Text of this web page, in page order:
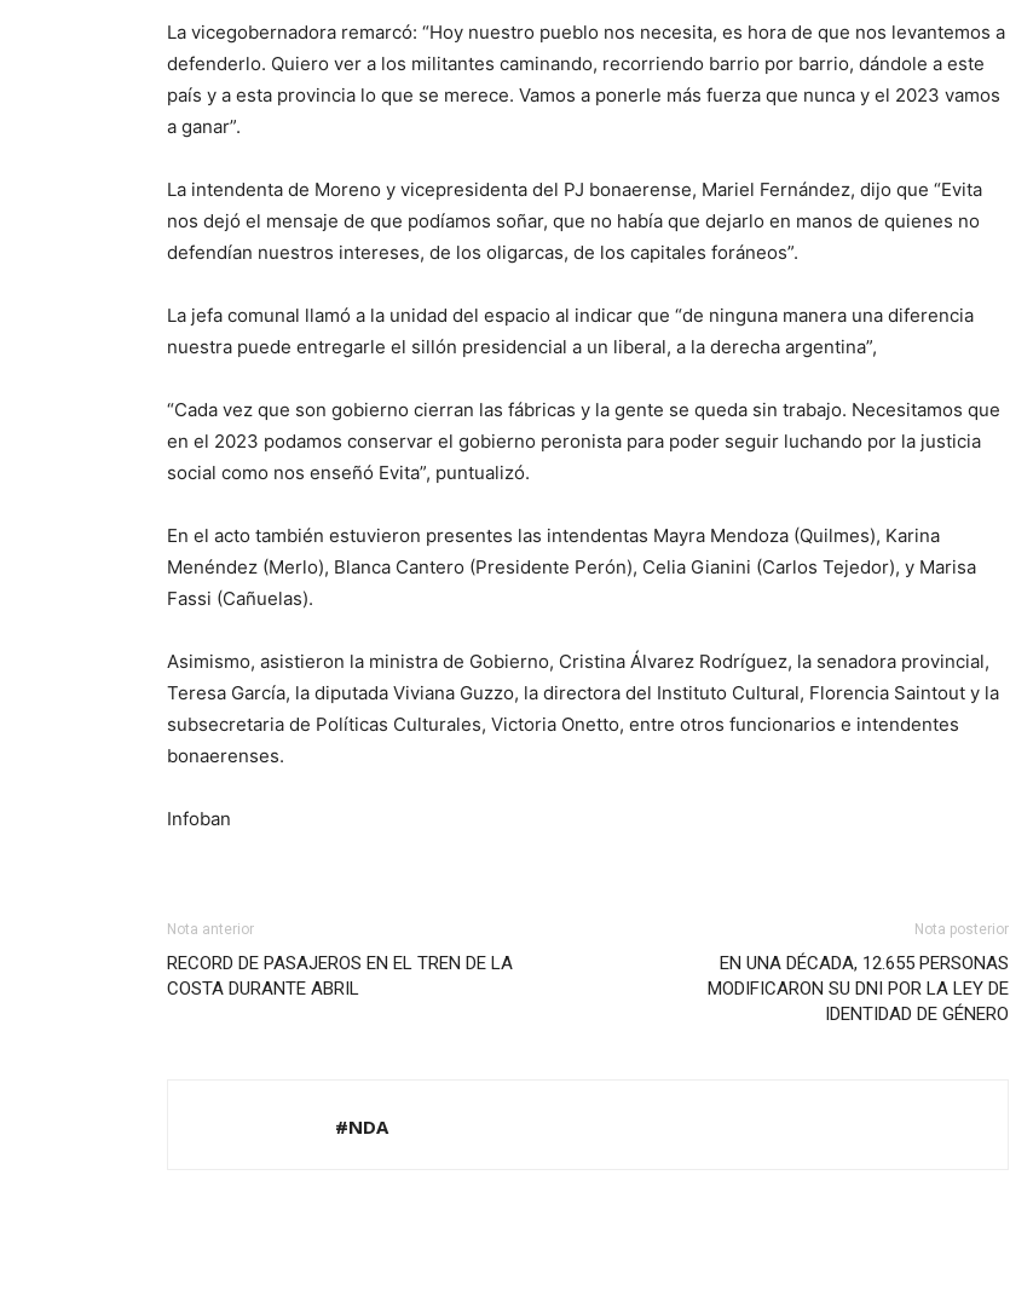
La vicegobernadora remarcó: “Hoy nuestro pueblo nos necesita, es hora de que nos levantemos a
defenderlo. Quiero ver a los militantes caminando, recorriendo barrio por barrio, dándole a este
país y a esta provincia lo que se merece. Vamos a ponerle más fuerza que nunca y el 2023 vamos
a ganar”.
La intendenta de Moreno y vicepresidenta del PJ bonaerense, Mariel Fernández, dijo que “Evita
nos dejó el mensaje de que podíamos soñar, que no había que dejarlo en manos de quienes no
defendían nuestros intereses, de los oligarcas, de los capitales foráneos”.
La jefa comunal llamó a la unidad del espacio al indicar que “de ninguna manera una diferencia
nuestra puede entregarle el sillón presidencial a un liberal, a la derecha argentina”,
“Cada vez que son gobierno cierran las fábricas y la gente se queda sin trabajo. Necesitamos que
en el 2023 podamos conservar el gobierno peronista para poder seguir luchando por la justicia
social como nos enseñó Evita”, puntualizó.
En el acto también estuvieron presentes las intendentas Mayra Mendoza (Quilmes), Karina
Menéndez (Merlo), Blanca Cantero (Presidente Perón), Celia Gianini (Carlos Tejedor), y Marisa
Fassi (Cañuelas).
Asimismo, asistieron la ministra de Gobierno, Cristina Álvarez Rodríguez, la senadora provincial,
Teresa García, la diputada Viviana Guzzo, la directora del Instituto Cultural, Florencia Saintout y la
subsecretaria de Políticas Culturales, Victoria Onetto, entre otros funcionarios e intendentes
bonaerenses.
Infoban
Nota anterior
RECORD DE PASAJEROS EN EL TREN DE LA
COSTA DURANTE ABRIL
Nota posterior
EN UNA DÉCADA, 12.655 PERSONAS
MODIFICARON SU DNI POR LA LEY DE
IDENTIDAD DE GÉNERO
#NDA